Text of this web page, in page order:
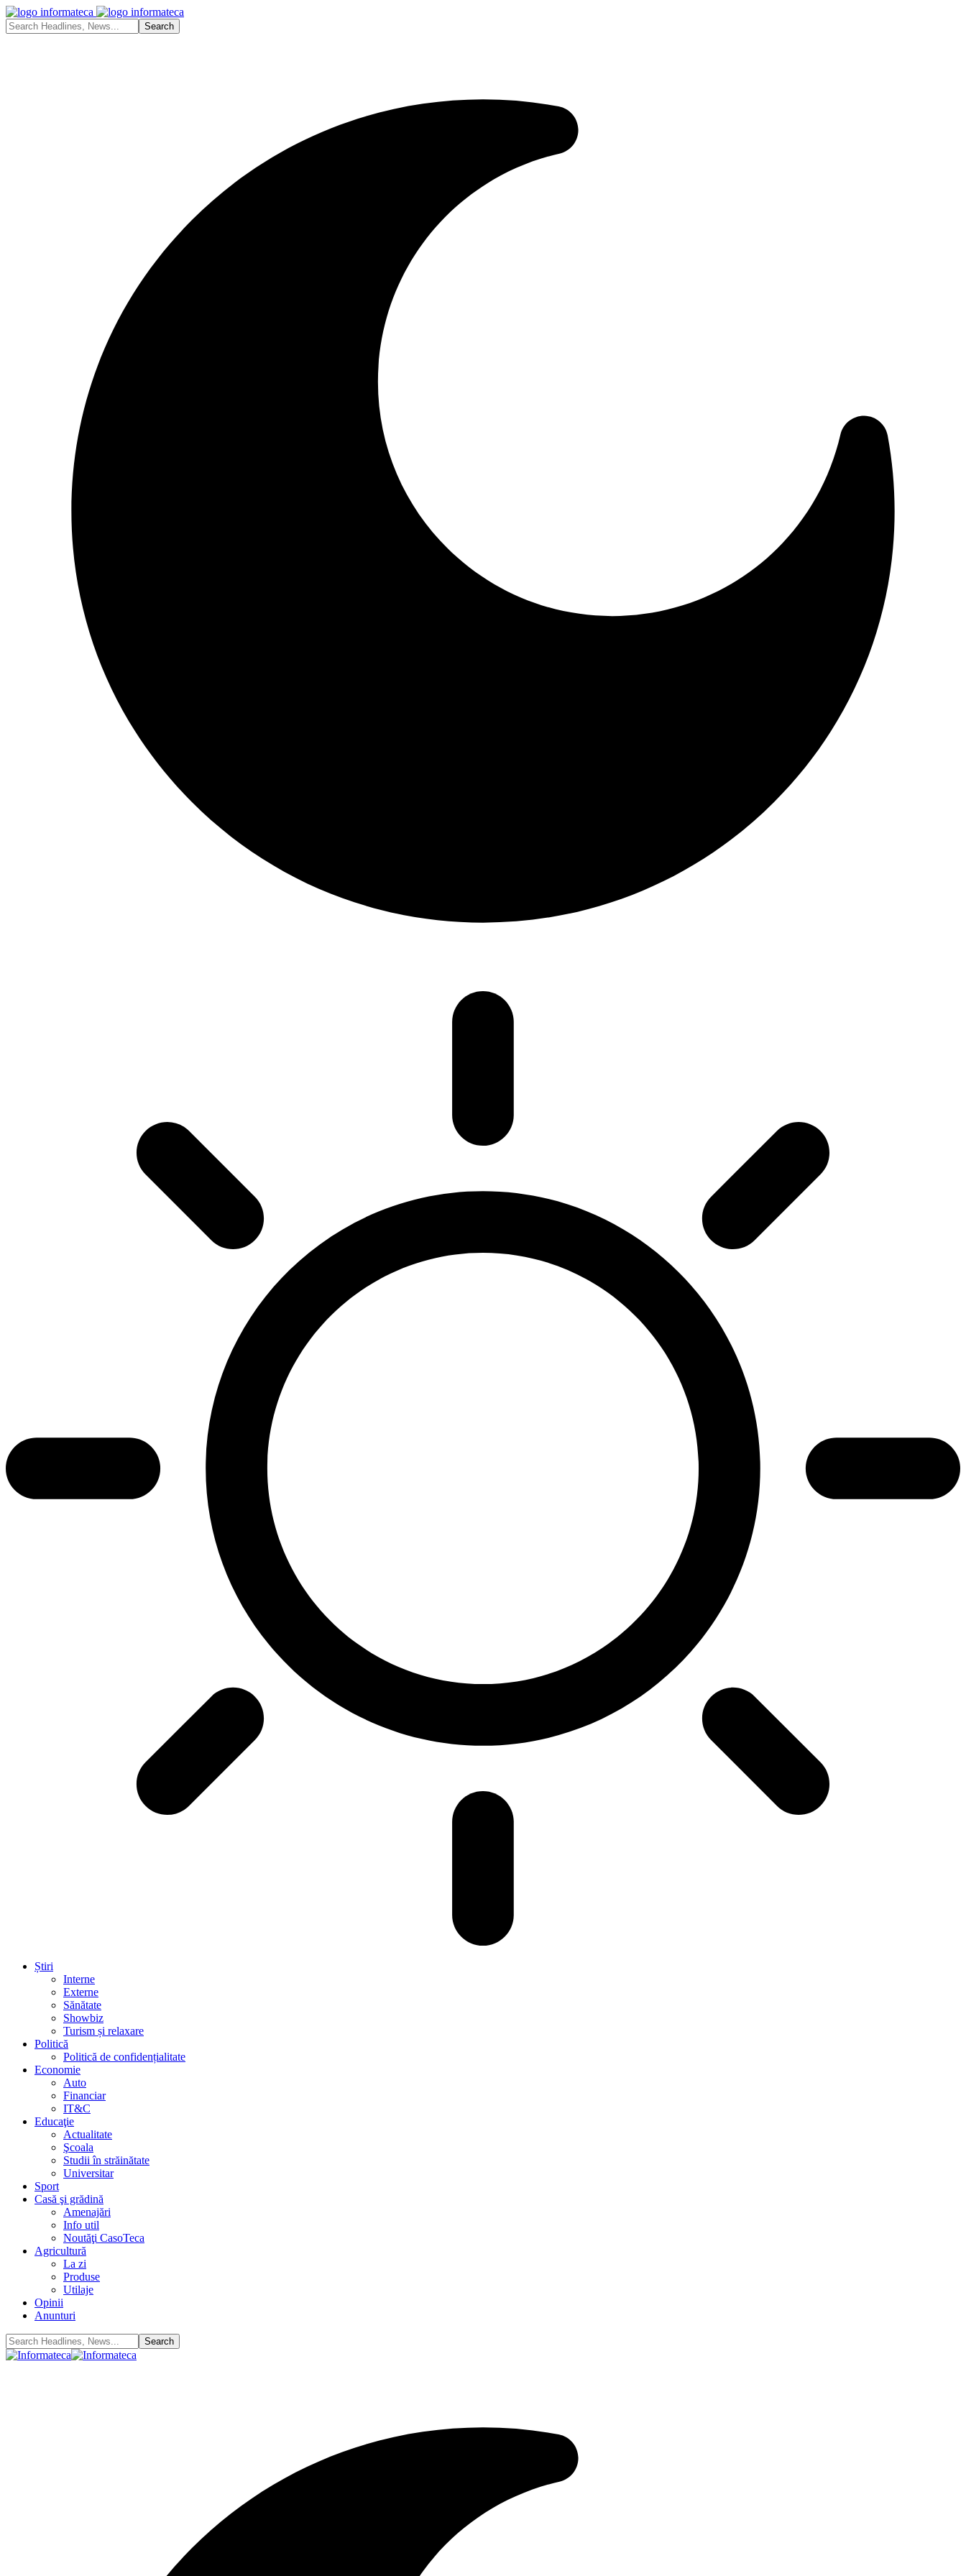
Știri
Interne
Externe
Sănătate
Showbiz
Turism și relaxare
Politică
Politică de confidențialitate
Economie
Auto
Financiar
IT&C
Educaţie
Actualitate
Şcoala
Studii în străinătate
Universitar
Sport
Casă şi grădină
Amenajări
Info util
Noutăţi CasoTeca
Agricultură
La zi
Produse
Utilaje
Opinii
Anunturi